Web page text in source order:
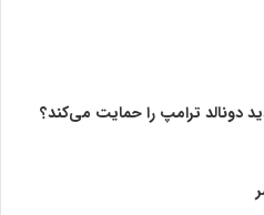
دونالد ترامپ را حمایت می‌کند؟